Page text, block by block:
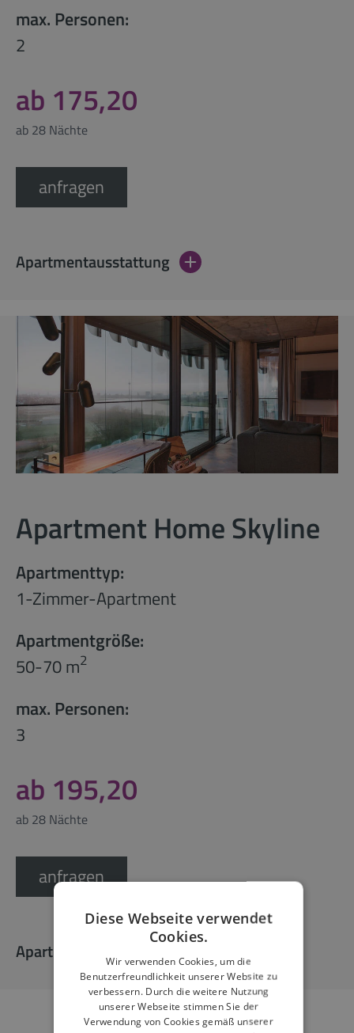
max. Personen:
2
ab 175,20
ab 28 Nächte
anfragen
Apartmentausstattung
Apartment Home Skyline
Apartmenttyp:
1-Zimmer-Apartment
Apartmentgröße:
50-70 m2
max. Personen:
3
ab 195,20
ab 28 Nächte
anfragen
Apartmentausstattung
Diese Webseite verwendet
Cookies.
Wir verwenden Cookies, um die
Benutzerfreundlichkeit unserer Website zu
verbessern. Durch die weitere Nutzung
unserer Webseite stimmen Sie der
Verwendung von Cookies gemäß unserer